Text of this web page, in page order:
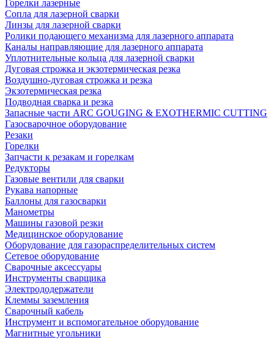
Горелки лазерные
Сопла для лазерной сварки
Линзы для лазерной сварки
Ролики подающего механизма для лазерного аппарата
Каналы направляющие для лазерного аппарата
Уплотнительные кольца для лазерной сварки
Дуговая строжка и экзотермическая резка
Воздушно-дуговая строжка и резка
Экзотермическая резка
Подводная сварка и резка
Запасные части ARC GOUGING & EXOTHERMIC CUTTING
Газосварочное оборудование
Резаки
Горелки
Запчасти к резакам и горелкам
Редукторы
Газовые вентили для сварки
Рукава напорные
Баллоны для газосварки
Манометры
Машины газовой резки
Медицинское оборудование
Оборудование для газораспределительных систем
Сетевое оборудование
Сварочные аксессуары
Инструменты сварщика
Электрододержатели
Клеммы заземления
Сварочный кабель
Инструмент и вспомогательное оборудование
Магнитные угольники